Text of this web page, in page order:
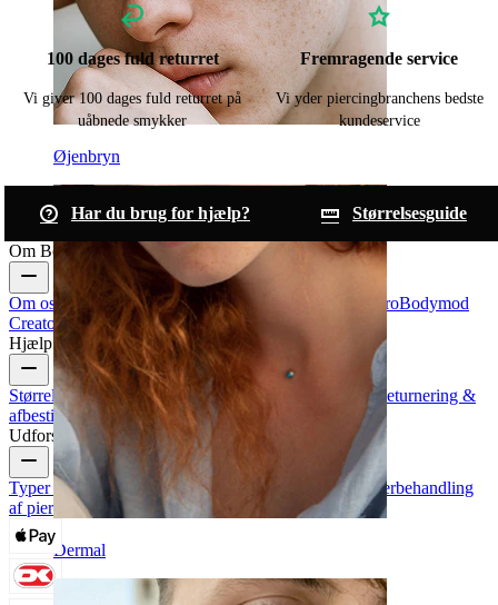
Øjenbryn
Dermal
100 dages fuld returret
Vi giver 100 dages fuld returret på
uåbnede smykker
Fremragende service
Vi yder piercingbranchens bedste
kundeservice
Har du brug for hjælp?
Størrelsesguide
Om Bodymod
Om os Blog HandelsbetingelserKontakt os Bodymod ProBodymod
Creators
Bodymod-anmeldelser
Hjælp & info
Størrelsesguide Track din ordreLeveringsinformation Returnering &
afbestilling Betaling Min konto Bodymod support
Udforsk
Typer af piercinger Smykkematerialer til piercinger
Efterbehandling
af piercinger